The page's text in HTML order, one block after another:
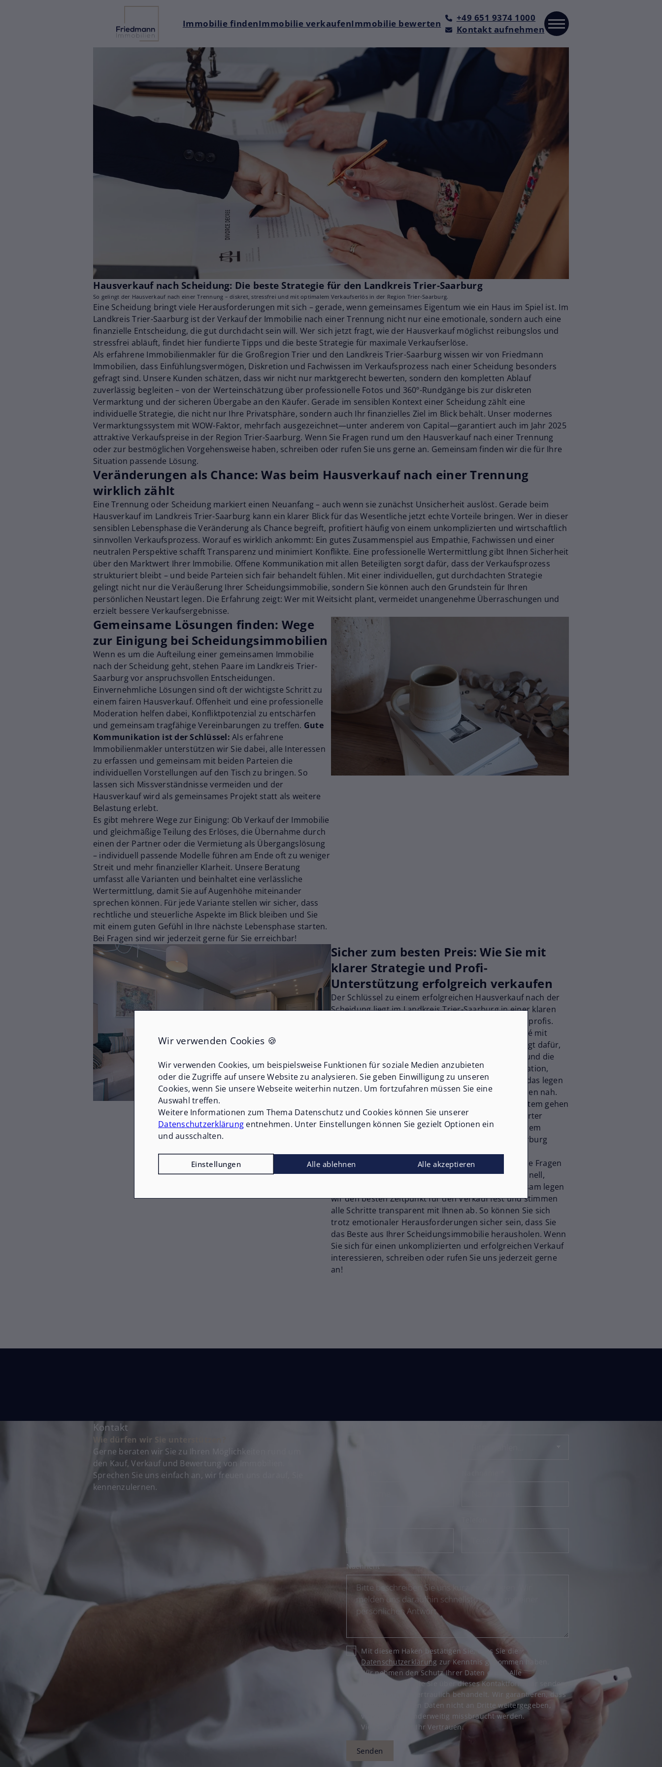
Immobilie findenImmobilie verkaufenImmobilie bewerten
+49 651 9374 1000
Kontakt aufnehmen
Hausverkauf nach Scheidung: Die beste Strategie für den Landkreis Trier-Saarburg
So gelingt der Hausverkauf nach einer Trennung – diskret, stressfrei und mit optimalem Verkaufserlös in der Region Trier-Saarburg.
Eine Scheidung bringt viele Herausforderungen mit sich – gerade, wenn gemeinsames Eigentum wie ein Haus im Spiel ist. Im
Landkreis Trier-Saarburg ist der Verkauf der Immobilie nach einer Trennung nicht nur eine emotionale, sondern auch eine
finanzielle Entscheidung, die gut durchdacht sein will. Wer sich jetzt fragt, wie der Hausverkauf möglichst reibungslos und
stressfrei abläuft, findet hier fundierte Tipps und die beste Strategie für maximale Verkaufserlöse.
Als erfahrene Immobilienmakler für die Großregion Trier und den Landkreis Trier-Saarburg wissen wir von Friedmann
Immobilien, dass Einfühlungsvermögen, Diskretion und Fachwissen im Verkaufsprozess nach einer Scheidung besonders
gefragt sind. Unsere Kunden schätzen, dass wir nicht nur marktgerecht bewerten, sondern den kompletten Ablauf
zuverlässig begleiten – von der Werteinschätzung über professionelle Fotos und 360º-Rundgänge bis zur diskreten
Vermarktung und der sicheren Übergabe an den Käufer. Gerade im sensiblen Kontext einer Scheidung zählt eine
individuelle Strategie, die nicht nur Ihre Privatsphäre, sondern auch Ihr finanzielles Ziel im Blick behält. Unser modernes
Vermarktungssystem mit WOW-Faktor, mehrfach ausgezeichnet—unter anderem von Capital—garantiert auch im Jahr 2025
attraktive Verkaufspreise in der Region Trier-Saarburg. Wenn Sie Fragen rund um den Hausverkauf nach einer Trennung
oder zur bestmöglichen Vorgehensweise haben, schreiben oder rufen Sie uns gerne an. Gemeinsam finden wir die für Ihre
Situation passende Lösung.
Veränderungen als Chance: Was beim Hausverkauf nach einer Trennung
wirklich zählt
Eine Trennung oder Scheidung markiert einen Neuanfang – auch wenn sie zunächst Unsicherheit auslöst. Gerade beim
Hausverkauf im Landkreis Trier-Saarburg kann ein klarer Blick für das Wesentliche jetzt echte Vorteile bringen. Wer in dieser
sensiblen Lebensphase die Veränderung als Chance begreift, profitiert häufig von einem unkomplizierten und wirtschaftlich
sinnvollen Verkaufsprozess. Worauf es wirklich ankommt: Ein gutes Zusammenspiel aus Empathie, Fachwissen und einer
neutralen Perspektive schafft Transparenz und minimiert Konflikte. Eine professionelle Wertermittlung gibt Ihnen Sicherheit
über den Marktwert Ihrer Immobilie. Offene Kommunikation mit allen Beteiligten sorgt dafür, dass der Verkaufsprozess
strukturiert bleibt – und beide Parteien sich fair behandelt fühlen. Mit einer individuellen, gut durchdachten Strategie
gelingt nicht nur die Veräußerung Ihrer Scheidungsimmobilie, sondern Sie können auch den Grundstein für Ihren
persönlichen Neustart legen. Die Erfahrung zeigt: Wer mit Weitsicht plant, vermeidet unangenehme Überraschungen und
erzielt bessere Verkaufsergebnisse.
Gemeinsame Lösungen finden: Wege
zur Einigung bei Scheidungsimmobilien
Wenn es um die Aufteilung einer gemeinsamen Immobilie
nach der Scheidung geht, stehen Paare im Landkreis Trier-
Saarburg vor anspruchsvollen Entscheidungen.
Einvernehmliche Lösungen sind oft der wichtigste Schritt zu
einem fairen Hausverkauf. Offenheit und eine professionelle
Moderation helfen dabei, Konfliktpotenzial zu entschärfen
und gemeinsam tragfähige Vereinbarungen zu treffen. Gute
Kommunikation ist der Schlüssel: Als erfahrene
Immobilienmakler unterstützen wir Sie dabei, alle Interessen
zu erfassen und gemeinsam mit beiden Parteien die
individuellen Vorstellungen auf den Tisch zu bringen. So
lassen sich Missverständnisse vermeiden und der
Hausverkauf wird als gemeinsames Projekt statt als weitere
Belastung erlebt.
Es gibt mehrere Wege zur Einigung: Ob Verkauf der Immobilie
und gleichmäßige Teilung des Erlöses, die Übernahme durch
einen der Partner oder die Vermietung als Übergangslösung
– individuell passende Modelle führen am Ende oft zu weniger
Streit und mehr finanzieller Klarheit. Unsere Beratung
umfasst alle Varianten und beinhaltet eine verlässliche
Wertermittlung, damit Sie auf Augenhöhe miteinander
sprechen können. Für jede Variante stellen wir sicher, dass
rechtliche und steuerliche Aspekte im Blick bleiben und Sie
mit einem guten Gefühl in Ihre nächste Lebensphase starten.
Bei Fragen sind wir jederzeit gerne für Sie erreichbar!
Sicher zum besten Preis: Wie Sie mit
klarer Strategie und Profi-
Unterstützung erfolgreich verkaufen
Der Schlüssel zu einem erfolgreichen Hausverkauf nach der
Scheidung liegt im Landkreis Trier-Saarburg in einer klaren
Strategie und der Unterstützung echter Immobilienprofis.
Was viele unterschätzen: Ein verkaufsstarkes Exposé mit
hochwertigen Fotos und virtuellen Rundgängen sorgt dafür,
dass Ihre Immobilie auf allen Kanälen hervor­sticht und die
richtige Zielgruppe anspricht. Je besser die Präsentation,
desto mehr Interessenten lassen sich begeistern – das legen
zahlreiche Verkaufserfolge von Friedmann Immobilien nah.
Mit unserem maßgeschneiderten Vermarktungssystem gehen
wir weit über Standardservices hinaus. Dank fundierter
Wertermittlung, aktueller Marktanalysen und cleverem
Bieterverfahren erzielen wir im Landkreis Trier-Saarburg
Angebotspreis. Juristische Fallstricke und steuerliche Fragen
behalten wir für Sie im Blick, damit Sie nicht nur schnell,
sondern vor allem rechtssicher verkaufen. Gemeinsam legen
wir den besten Zeitpunkt für den Verkauf fest und stimmen
alle Schritte transparent mit Ihnen ab. So können Sie sich
trotz emotionaler Herausforderungen sicher sein, dass Sie
das Beste aus Ihrer Scheidungsimmobilie herausholen. Wenn
Sie sich für einen unkomplizierten und erfolgreichen Verkauf
interessieren, schreiben oder rufen Sie uns jederzeit gerne
an!
Kontakt
Wie dürfen wir Sie unterstützen?
Gerne beraten wir Sie zu Ihren Möglichkeiten rund um
den Kauf, Verkauf und Bewertung von Immobilien.
Sprechen Sie uns einfach an, wir freuen uns darauf, Sie
kennenzulernen.
Nachricht*
Mit diesem Haken bestätigen Sie, dass Sie die
Datenschutzerklärung zur Kenntnis genommen haben.
Wir nehmen den Schutz Ihrer Daten ernst. Alle
Informationen, die Sie über dieses Kontaktformular senden,
werden streng vertraulich behandelt. Wir garantieren, dass
Ihre persönlichen Daten nicht an Dritte weitergegeben,
verkauft oder anderweitig missbraucht werden.
Vielen Dank für Ihr Vertrauen.
Senden
Wir verwenden Cookies 🍪
Wir verwenden Cookies, um beispielsweise Funktionen für soziale Medien anzubieten
oder die Zugriffe auf unsere Website zu analysieren. Sie geben Einwilligung zu unseren
Cookies, wenn Sie unsere Webseite weiterhin nutzen. Um fortzufahren müssen Sie eine
Auswahl treffen.
Weitere Informationen zum Thema Datenschutz und Cookies können Sie unserer
Datenschutzerklärung entnehmen. Unter Einstellungen können Sie gezielt Optionen ein
und ausschalten.
Einstellungen Alle ablehnen Alle akzeptieren